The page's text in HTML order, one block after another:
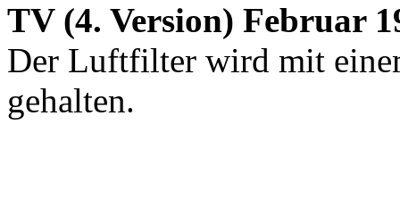
TV (4. Version) Februar
Der Luftfilter wird mit
gehalten.